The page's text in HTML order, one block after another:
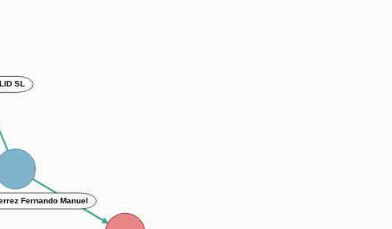
Fernando Manuel
SL